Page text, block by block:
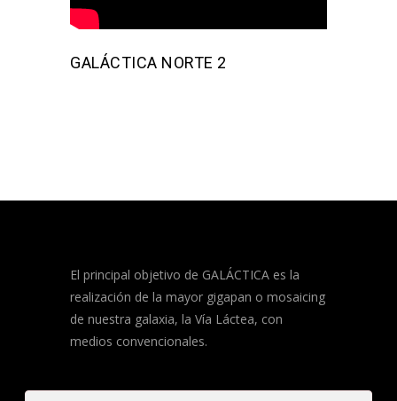
GALÁCTICA NORTE 2
El principal objetivo de GALÁCTICA es la
realización de la mayor gigapan o mosaicing
de nuestra galaxia, la Vía Láctea, con
medios convencionales.